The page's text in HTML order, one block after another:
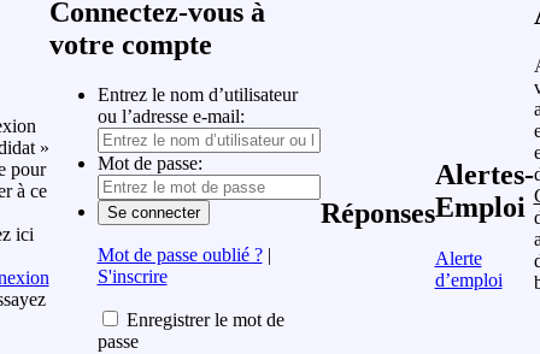
»
pour
à ce
ici
Connectez-vous à
votre compte
Entrez le nom d’utilisateur
ou l’adresse e-mail:
Mot de passe:
Mot de passe oublié ?|
S'inscrire
Enregistrer le mot de
passe
Réponses
Alertes-
Emploi
Alerte
d’emploi